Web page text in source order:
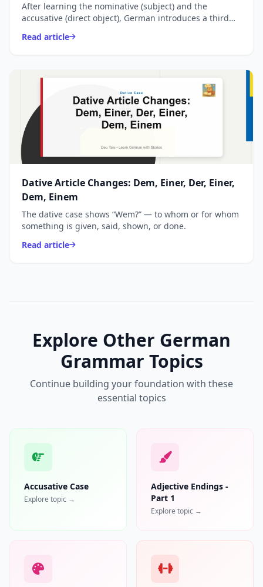
After learning the nominative (subject) and the
accusative (direct object), German introduces a third
Read article
Dative Article Changes: Dem, Einer, Der, Einer,
Dem, Einem
The dative case shows “Wem?” — to whom or for whom
something is given, said, shown, or done.
Read article
Explore Other German
Grammar Topics
Continue building your foundation with these
essential topics
Accusative Case
Explore topic →
Adjective Endings -
Part 1
Explore topic →